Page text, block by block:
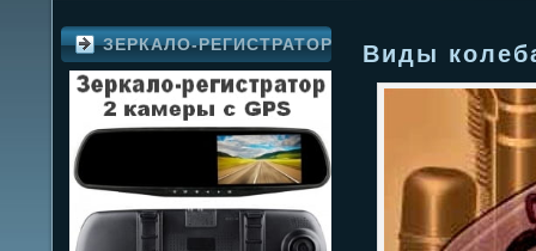
ЗЕРКАЛО-РЕГИСТРАТОР Виды